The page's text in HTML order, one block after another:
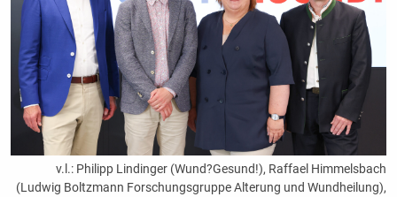
v.l.: Philipp Lindinger (Wund?Gesund!), Raffael Himmelsbach
(Ludwig Boltzmann Forschungsgruppe Alterung und Wundheilung),